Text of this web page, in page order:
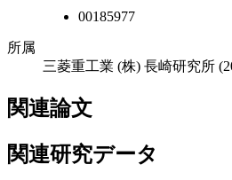
00185977
所属
三菱重工業 (株) 長崎研究所
関連論文
関連研究データ